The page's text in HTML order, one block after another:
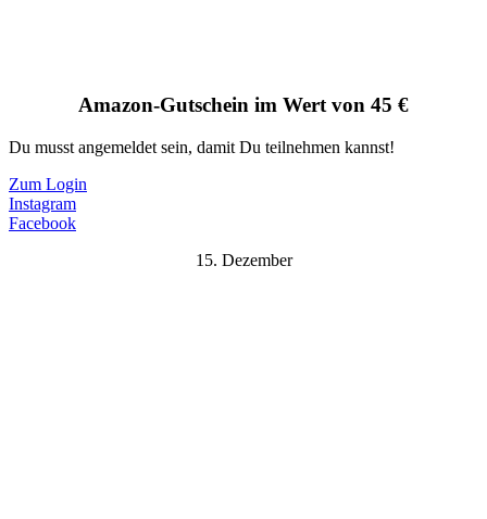
Amazon-Gutschein im Wert von 45 €
Du musst angemeldet sein, damit Du teilnehmen kannst!
Zum Login
Instagram
Facebook
15. Dezember